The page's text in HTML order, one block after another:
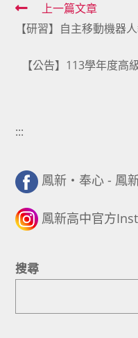
Read
more
articles
上一篇文章
【研習】自主移動機器
【公告】113學年度高
:::
鳳新・奉心 - 鳳
鳳新高中官方
搜尋